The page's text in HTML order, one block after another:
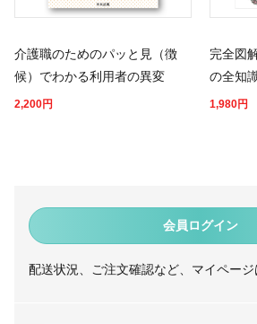
会員ログイン
配送状況、ご注文確認など、マイページ
介護職のためのパッと見（徴
候）でわかる利用者の異変
2,200円
完全図
の全知
1,980円